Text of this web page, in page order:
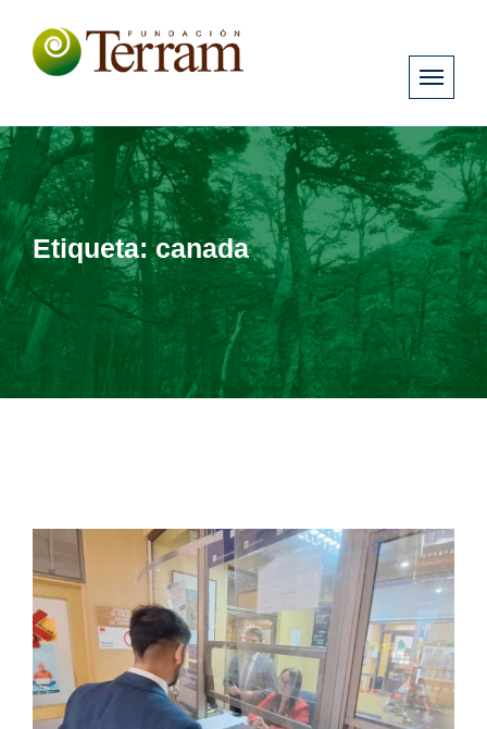
Etiqueta:canada